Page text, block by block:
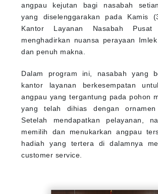
angpau kejutan bagi nasabah
yang diselenggarakan pada Kamis
Kantor Layanan Nasabah
menghadirkan nuansa perayaan
dan penuh makna.
Dalam program ini, nasabah yang
kantor layanan berkesempatan
angpau yang tergantung pada pohon
yang telah dihias dengan ornamen
Setelah mendapatkan pelayanan,
memilih dan menukarkan angpau
hadiah yang tertera di dalamnya
customer service.